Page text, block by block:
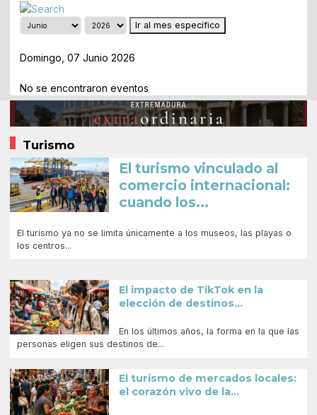
Ir al mes específico
Domingo, 07 Junio 2026
No se encontraron eventos
Turismo
El turismo vinculado al
comercio internacional:
cuando los...
El turismo ya no se limita únicamente a los museos, las playas o
los centros...
El impacto de TikTok en la
elección de destinos...
En los últimos años, la forma en la que las
personas eligen sus destinos de...
El turismo de mercados locales:
el corazón vivo de la...